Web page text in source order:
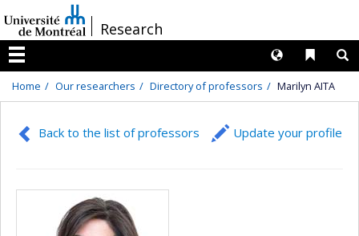
au
contenu
/Research
Menu
Liens
Langues
Home Our researchers Directory of professors Marilyn AITA
Back to the list of professors Update your profile